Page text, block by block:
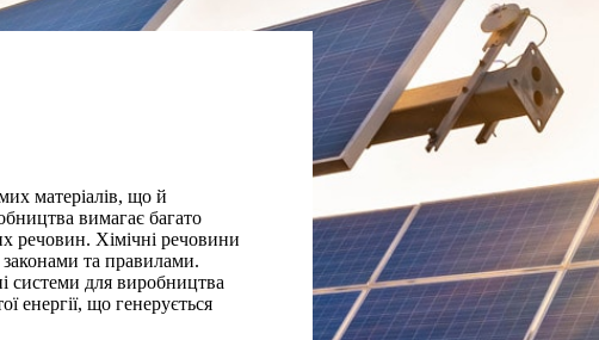
матеріалів, що й
вимагає багато
речовин. Хімічні речовини
та правилами.
системи для виробництва
енергії, що генерується